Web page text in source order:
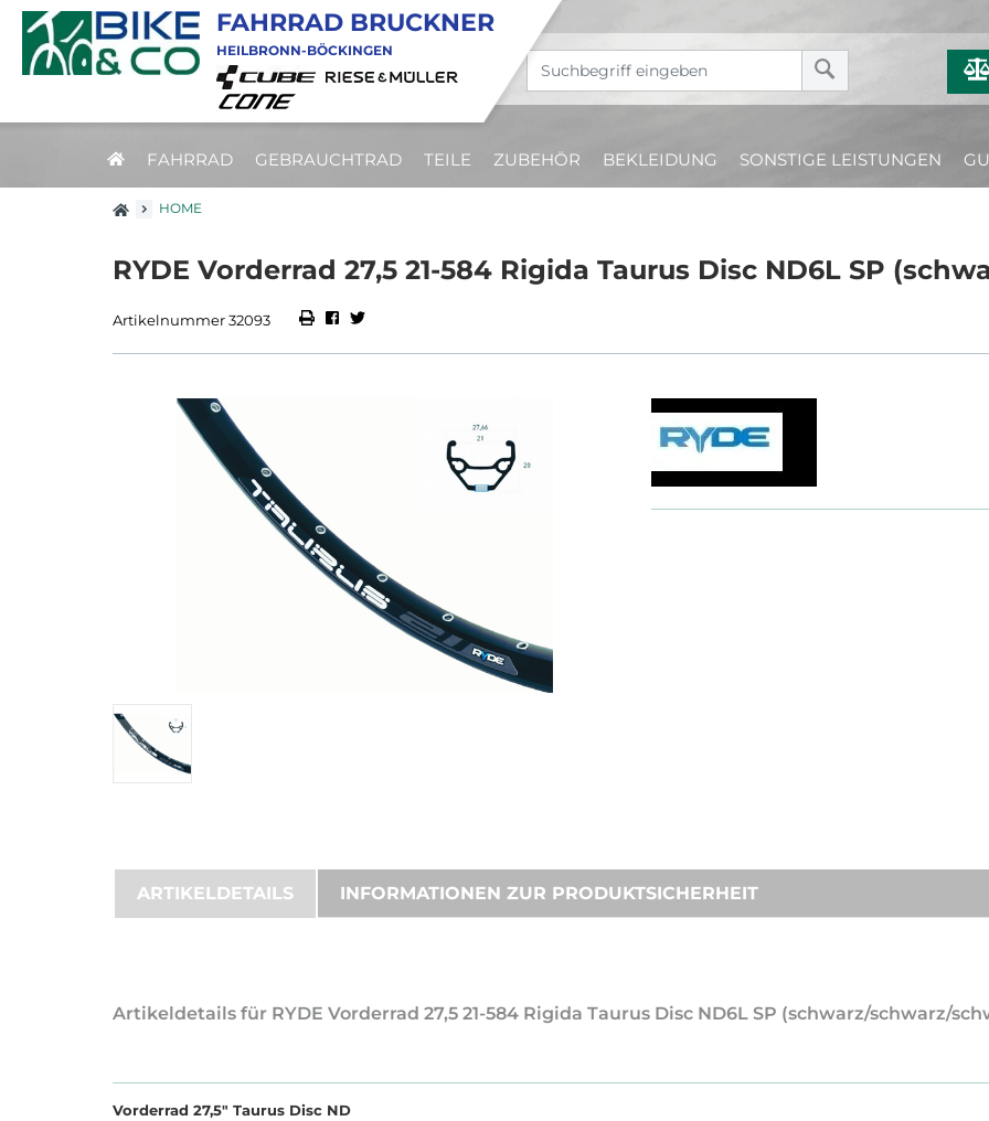
FAHRRAD GEBRAUCHTRAD TEILE ZUBEHÖR BEKLEIDUNG SONSTIGE LEISTUNGEN
FAHRRAD BRUCKNER
HEILBRONN-BÖCKINGEN
HOME
RYDE Vorderrad 27,5 21-584 Rigida Taurus Disc ND6L SP
Artikelnummer 32093
ARTIKELDETAILS INFORMATIONEN ZUR PRODUKTSICHERHEIT
Artikeldetails für RYDE Vorderrad 27,5 21-584 Rigida Taurus Disc ND6L SP (schwarz/schwarz/
Vorderrad 27,5" Taurus Disc ND